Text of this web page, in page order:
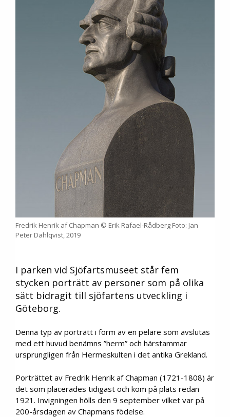
Fredrik Henrik af Chapman © Erik Rafael-Rådberg Foto: Jan
Peter Dahlqvist, 2019
I parken vid Sjöfartsmuseet står fem
stycken porträtt av personer som på olika
sätt bidragit till sjöfartens utveckling i
Göteborg.
Denna typ av porträtt i form av en pelare som avslutas
med ett huvud benämns ”herm” och härstammar
ursprungligen från Hermeskulten i det antika Grekland.
Porträttet av Fredrik Henrik af Chapman (1721-1808) är
det som placerades tidigast och kom på plats redan
1921. Invigningen hölls den 9 september vilket var på
200-årsdagen av Chapmans födelse.